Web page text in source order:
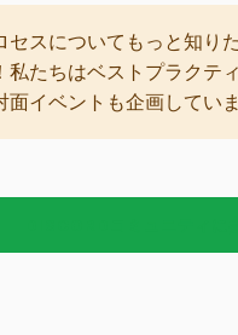
セスについてもっと知り
！私たちはベストプラクテ
面イベントも企画してい